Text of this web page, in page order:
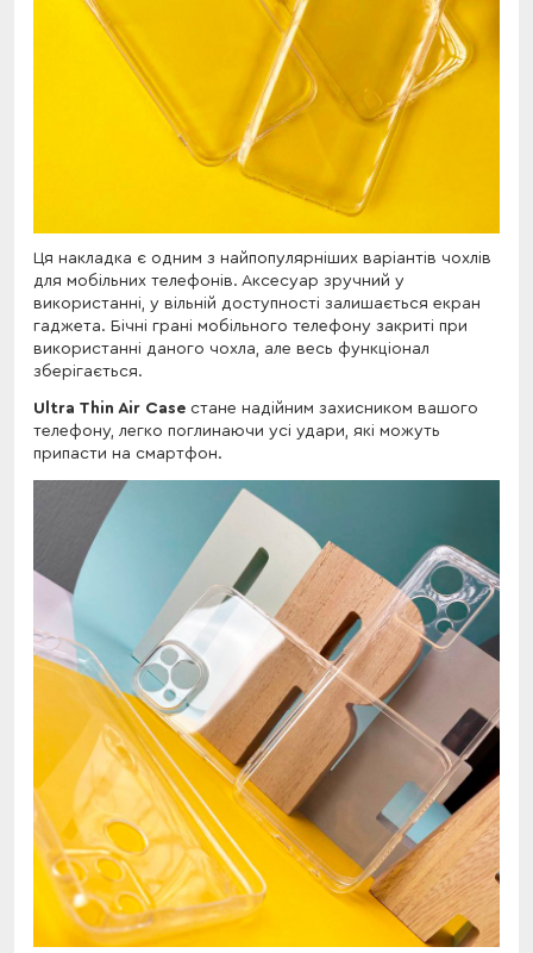
Ця накладка є одним з найпопулярніших варіантів чохлів
для мобільних телефонів. Аксесуар зручний у
використанні, у вільній доступності залишається екран
гаджета. Бічні грані мобільного телефону закриті при
використанні даного чохла, але весь функціонал
зберігається.
Ultra Thin Air Case стане надійним захисником вашого
телефону, легко поглинаючи усі удари, які можуть
припасти на смартфон.